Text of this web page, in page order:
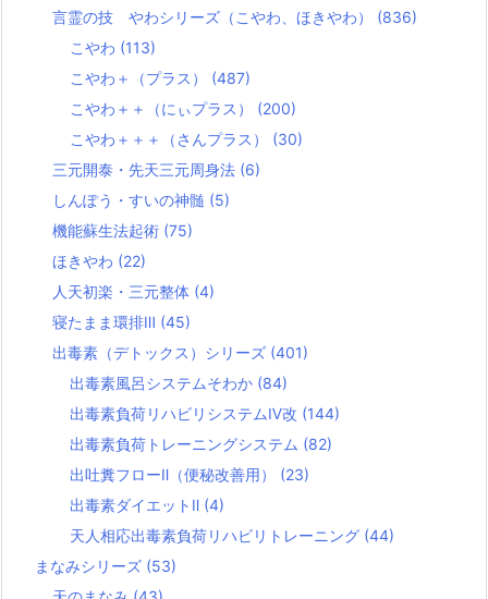
言霊の技 やわシリーズ（こやわ、ほきやわ） (836)
こやわ (113)
こやわ＋（プラス） (487)
こやわ＋＋（にぃプラス） (200)
こやわ＋＋＋（さんプラス） (30)
三元開泰・先天三元周身法 (6)
しんぽう・すいの神髄 (5)
機能蘇生法起術 (75)
ほきやわ (22)
人天初楽・三元整体 (4)
寝たまま環排Ⅲ (45)
出毒素（デトックス）シリーズ (401)
出毒素風呂システムそわか (84)
出毒素負荷リハビリシステムⅣ改 (144)
出毒素負荷トレーニングシステム (82)
出吐糞フローⅡ（便秘改善用） (23)
出毒素ダイエットⅡ (4)
天人相応出毒素負荷リハビリトレーニング (44)
まなみシリーズ (53)